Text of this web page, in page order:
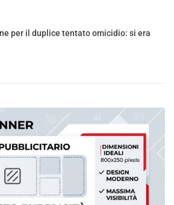
per il duplice tentato omicidio: si era